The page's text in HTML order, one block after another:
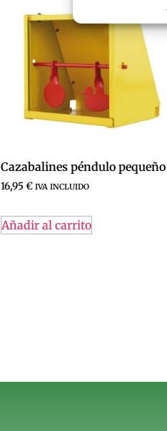
Cazabalines péndulo pequeño
16,95€ IVA INCLUIDO
Añadir al carrito